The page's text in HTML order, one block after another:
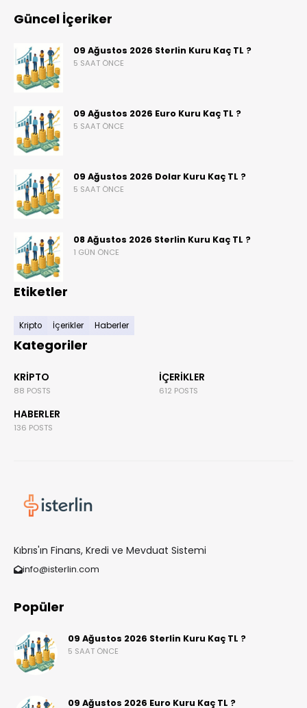
Güncel İçeriker
09 Ağustos 2026 Sterlin Kuru Kaç TL ?
5 SAAT ÖNCE
09 Ağustos 2026 Euro Kuru Kaç TL ?
5 SAAT ÖNCE
09 Ağustos 2026 Dolar Kuru Kaç TL ?
5 SAAT ÖNCE
08 Ağustos 2026 Sterlin Kuru Kaç TL ?
1 GÜN ÖNCE
Etiketler
Kripto İçerikler Haberler
Kategoriler
KRIPTO
88 POSTS
İÇERIKLER
612 POSTS
HABERLER
136 POSTS
Kıbrıs'ın Finans, Kredi ve Mevduat Sistemi
info@isterlin.com
Popüler
09 Ağustos 2026 Sterlin Kuru Kaç TL ?
5 SAAT ÖNCE
09 Ağustos 2026 Euro Kuru Kaç TL ?